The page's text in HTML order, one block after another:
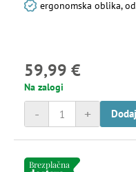
ergonomska oblika,
59,99 €
Na zalogi
+
-
Brezplačna